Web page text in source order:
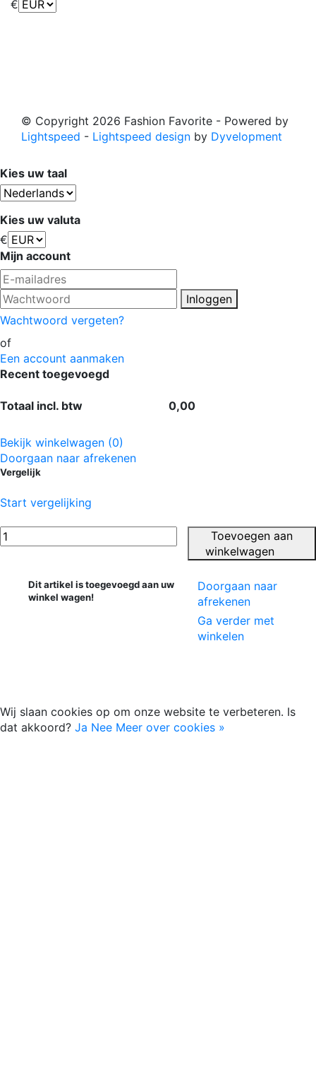
€
© Copyright 2026 Fashion Favorite - Powered by
Lightspeed - Lightspeed design by Dyvelopment
Kies uw taal
Kies uw valuta
€
Mijn account
Inloggen
Wachtwoord vergeten?
of
Een account aanmaken
Recent toegevoegd
Totaal incl. btw 0,00
Bekijk winkelwagen (0)
Doorgaan naar afrekenen
Vergelijk
Start vergelijking
Toevoegen aan
winkelwagen
Dit artikel is toegevoegd aan uw
winkel wagen!
Doorgaan naar
afrekenen
Ga verder met
winkelen
Wij slaan cookies op om onze website te verbeteren. Is
dat akkoord? Ja Nee Meer over cookies »